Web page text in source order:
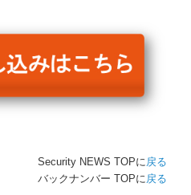
Security NEWS TOPに戻る
バックナンバー TOPに戻る